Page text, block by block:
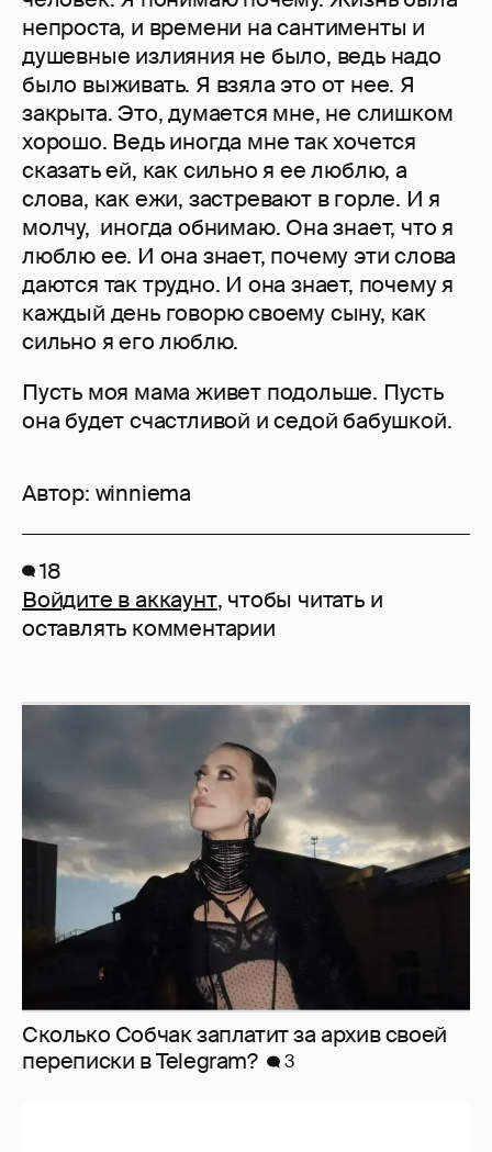
непроста, и времени на сантименты и
душевные излияния не было, ведь надо
было выживать. Я взяла это от нее. Я
закрыта. Это, думается мне, не слишком
хорошо. Ведь иногда мне так хочется
сказать ей, как сильно я ее люблю, а
слова, как ежи, застревают в горле. И я
молчу, иногда обнимаю. Она знает, что я
люблю ее. И она знает, почему эти слова
даются так трудно. И она знает, почему я
каждый день говорю своему сыну, как
сильно я его люблю.
Пусть моя мама живет подольше. Пусть
она будет счастливой и седой бабушкой.
Автор: winniema
18
Войдите в аккаунт, чтобы читать и
оставлять комментарии
Сколько Собчак заплатит за архив своей
перeписки в Telegram?
3